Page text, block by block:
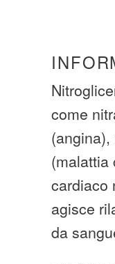
come
(malattia
cardiaco
agisce
da